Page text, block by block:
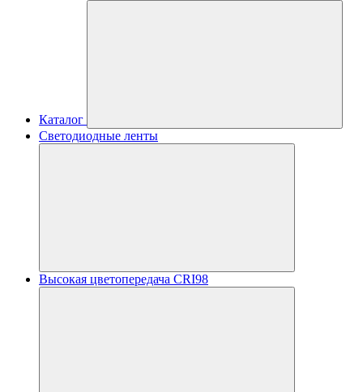
Каталог
Светодиодные ленты
Высокая цветопередача CRI98